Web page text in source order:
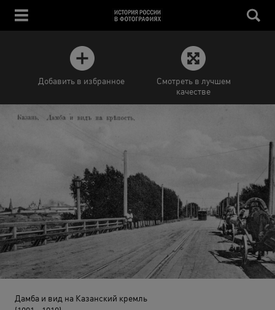
Добавить в избранное
Смотреть в лучшем
качестве
Дамба и вид на Казанский кремль